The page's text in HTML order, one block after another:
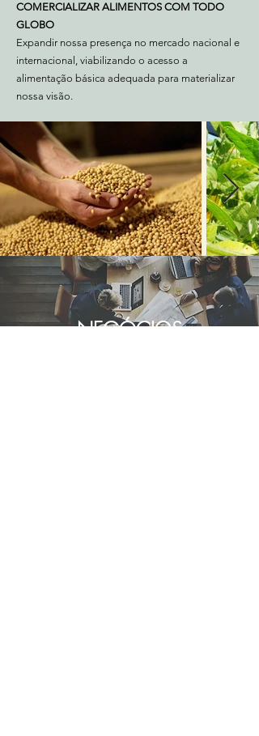
COMERCIALIZAR ALIMENTOS COM TODO
GLOBO
Expandir nossa presença no mercado nacional e
internacional, viabilizando o acesso a
alimentação básica adequada para materializar
nossa visão.
NEGÓCIOS